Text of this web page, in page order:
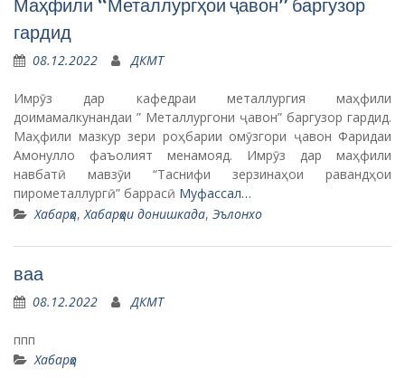
Маҳфили “Металлургҳои ҷавон” баргузор
гардид
08.12.2022 ДКМТ
Имрӯз дар кафедраи металлургия маҳфили
доимамалкунандаи ” Металлургони ҷавон” баргузор гардид.
Маҳфили мазкур зери роҳбарии омӯзгори ҷавон Фаридаи
Амонулло фаъолият менамояд. Имрӯз дар маҳфили
навбатӣ мавзӯи “Таснифи зерзинаҳои равандҳои
пирометаллургӣ” баррасӣ Муфассал…
Хабарҳо, Хабарҳои донишкада, Эълонхо
ваа
08.12.2022 ДКМТ
ппп
Хабарҳо